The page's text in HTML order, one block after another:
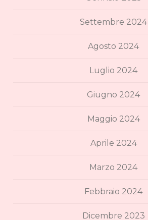
Settembre 2024
Agosto 2024
Luglio 2024
Giugno 2024
Maggio 2024
Aprile 2024
Marzo 2024
Febbraio 2024
Dicembre 2023